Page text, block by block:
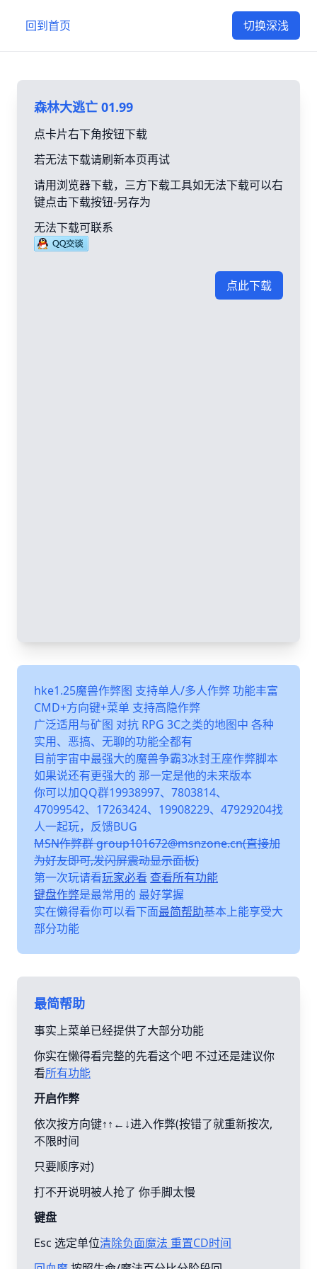
回到首页 切换深浅
森林大逃亡 01.99
点卡片右下角按钮下载
若无法下载请刷新本页再试
请用浏览器下载，三方下载工具如无法下载可以右
键点击下载按钮-另存为
无法下载可联系
点此下载
hke1.25魔兽作弊图 支持单人/多人作弊 功能丰富
CMD+方向键+菜单 支持高隐作弊
广泛适用与矿图 对抗 RPG 3C之类的地图中 各种
实用、恶搞、无聊的功能全都有
目前宇宙中最强大的魔兽争霸3冰封王座作弊脚本
如果说还有更强大的 那一定是他的未来版本
你可以加QQ群19938997、7803814、
47099542、17263424、19908229、47929204找
人一起玩，反馈BUG
MSN作弊群 group101672@msnzone.cn(直接加
为好友即可,发闪屏震动显示面板)
第一次玩请看玩家必看 查看所有功能
键盘作弊是最常用的 最好掌握
实在懒得看你可以看下面最简帮助基本上能享受大
部分功能
最简帮助
事实上菜单已经提供了大部分功能
你实在懒得看完整的先看这个吧 不过还是建议你
看所有功能
开启作弊
依次按方向键↑↑←↓进入作弊(按错了就重新按次,
不限时间
只要顺序对)
打不开说明被人抢了 你手脚太慢
键盘
Esc 选定单位清除负面魔法 重置CD时间